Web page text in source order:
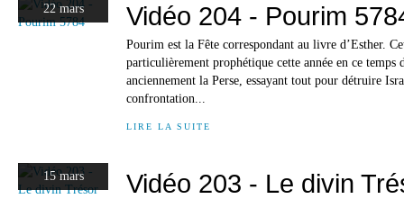
22 mars Vidéo 204 - Pourim
Pourim est la Fête correspondant au livre d’Esther.
particulièrement prophétique cette année en ce temps
anciennement la Perse, essayant tout pour détruire
confrontation...
LIRE LA SUITE
15 mars Vidéo 203 - Le divin